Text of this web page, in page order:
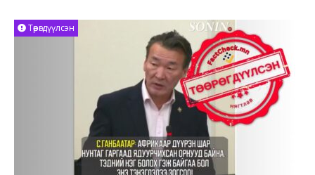
Төөрөгдүүлсэн